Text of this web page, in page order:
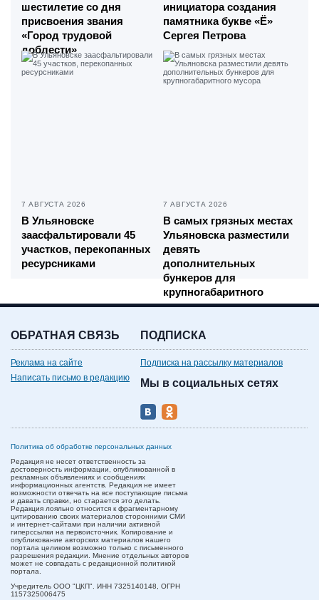
шестилетие со дня
присвоения звания
«Город трудовой
доблести»
инициатора создания
памятника букве «Ё»
Сергея Петрова
7 АВГУСТА 2026
В Ульяновске
заасфальтировали 45
участков, перекопанных
ресурсниками
7 АВГУСТА 2026
В самых грязных местах
Ульяновска разместили
девять
дополнительных
бункеров для
крупногабаритного
мусора
ОБРАТНАЯ СВЯЗЬ
Реклама на сайте
Написать письмо в редакцию
ПОДПИСКА
Подписка на рассылку материалов
Мы в социальных сетях
Политика об обработке персональных данных
Редакция не несет ответственность за
достоверность информации, опубликованной в
рекламных объявлениях и сообщениях
информационных агентств. Редакция не имеет
возможности отвечать на все поступающие письма
и давать справки, но старается это делать.
Редакция лояльно относится к фрагментарному
цитированию своих материалов сторонними СМИ
и интернет-сайтами при наличии активной
гиперссылки на первоисточник. Копирование и
опубликование авторских материалов нашего
портала целиком возможно только с письменного
разрешения редакции. Мнение отдельных авторов
может не совпадать с редакционной политикой
портала.
Учредитель ООО "ЦКП". ИНН 7325140148, ОГРН
1157325006475